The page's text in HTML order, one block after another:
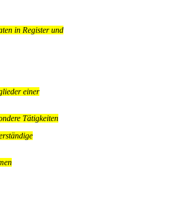
in Register und
einer
Tätigkeiten